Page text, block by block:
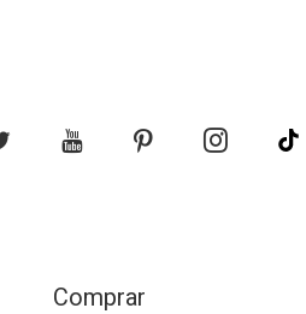
Comprar
  